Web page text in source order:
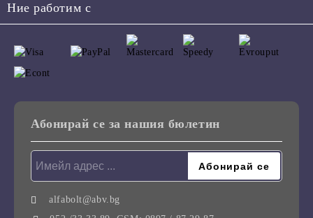
Ние работим с
Абонирай се за нашия бюлетин
alfabolt@abv.bg